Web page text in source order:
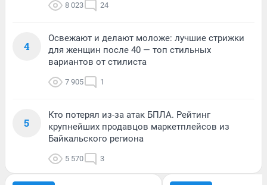
8 023 24
4
Освежают и делают моложе: лучшие стрижки
для женщин после 40 — топ стильных
вариантов от стилиста
7 905 1
5
Кто потерял из-за атак БПЛА. Рейтинг
крупнейших продавцов маркетплейсов из
Байкальского региона
5 570 3